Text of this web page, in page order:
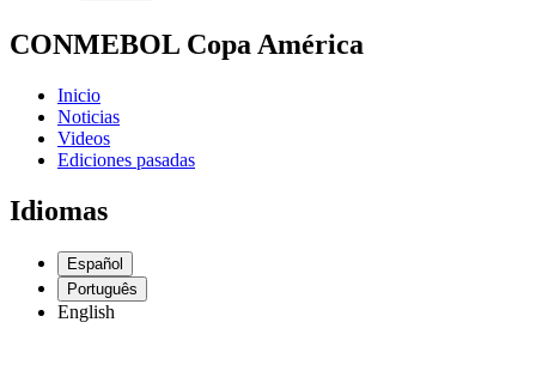
CONMEBOL Copa América
Inicio
Noticias
Videos
Ediciones pasadas
Idiomas
Español
Português
English